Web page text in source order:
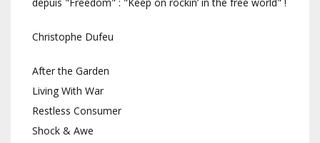
Christophe Dufeu
After the Garden
Living With War
Restless Consumer
Shock & Awe